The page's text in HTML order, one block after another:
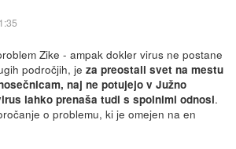
Zike - ampak dokler virus ne postane
področjih, jeza preostali svet na mestu
naj ne potujejo v Južno
lahko prenaša tudi s spolnimi odnosi.
o problemu, ki je omejen na en